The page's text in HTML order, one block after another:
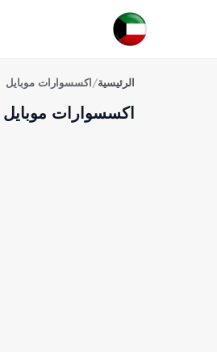
الرئيسية/اكسسوارات موبايل
اكسسوارات موبايل